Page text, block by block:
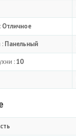
Отличное
: Панельный
:10